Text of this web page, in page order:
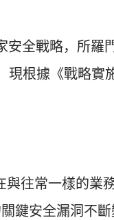
安全戰略，所羅
現根據《戰略實
與往常一樣的業
鍵安全漏洞不